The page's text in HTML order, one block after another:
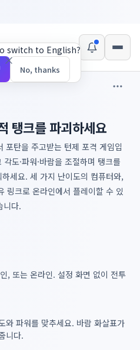
탱크를 파괴하세요
포탄을 주고받는 턴제 포격 게임입
도·파워·바람을 조절하며 탱크를
세요. 세 가지 난이도의 컴퓨터와,
링크로 온라인에서 플레이할 수 있
니다.
, 또는 온라인. 설정 화면 없이 전투
와 파워를 맞추세요. 바람 화살표가
니다.
×
switch to English?
No, thanks